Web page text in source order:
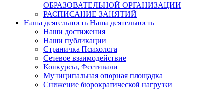
ОБРАЗОВАТЕЛЬНОЙ ОРГАНИЗАЦИИ
РАСПИСАНИЕ ЗАНЯТИЙ
Наша деятельность Наша деятельность
Наши достижения
Наши публикации
Страничка Психолога
Сетевое взаимодействие
Конкурсы, Фестивали
Муниципальная опорная площадка
Снижение бюрократической нагрузки